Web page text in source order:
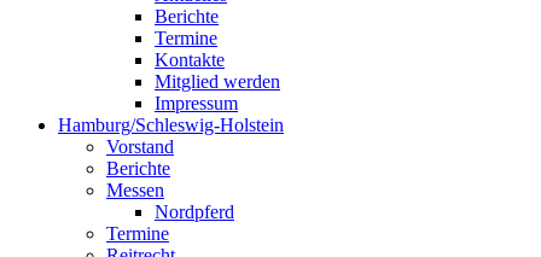
Berichte
Termine
Kontakte
Mitglied werden
Impressum
Hamburg/Schleswig-Holstein
Vorstand
Berichte
Messen
Nordpferd
Termine